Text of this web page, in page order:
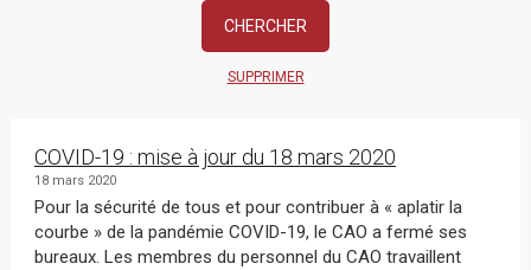
SUPPRIMER
COVID-19 : mise à jour du 18 mars 2020
18 mars 2020
Pour la sécurité de tous et pour contribuer à « aplatir la
courbe » de la pandémie COVID-19, le CAO a fermé ses
bureaux. Les membres du personnel du CAO travaillent